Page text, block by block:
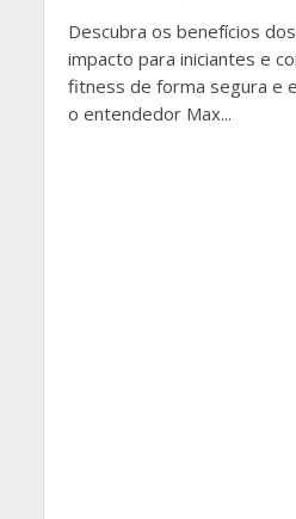
Descubra os benefícios
impacto para iniciantes e
fitness de forma segura e
o entendedor Max...